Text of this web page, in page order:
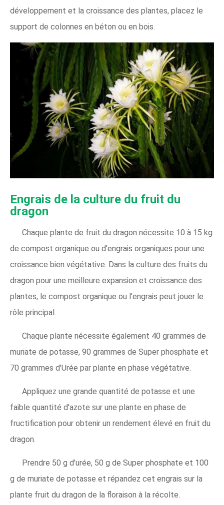
développement et la croissance des plantes, placez le
support de colonnes en béton ou en bois.
Engrais de la culture du fruit du
dragon
Chaque plante de fruit du dragon nécessite 10 à 15 kg
de compost organique ou d'engrais organiques pour une
croissance bien végétative. Dans la culture des fruits du
dragon pour une meilleure expansion et croissance des
plantes, le compost organique ou l'engrais peut jouer le
rôle principal.
Chaque plante nécessite également 40 grammes de
muriate de potasse, 90 grammes de Super phosphate et
70 grammes d'Urée par plante en phase végétative.
Appliquez une grande quantité de potasse et une
faible quantité d'azote sur une plante en phase de
fructification pour obtenir un rendement élevé en fruit du
dragon.
Prendre 50 g d'urée, 50 g de Super phosphate et 100
g de muriate de potasse et répandez cet engrais sur la
plante fruit du dragon de la floraison à la récolte.